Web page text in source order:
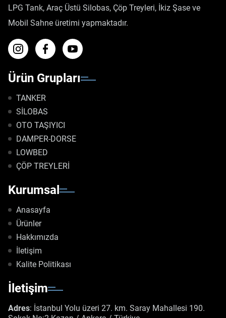
LPG Tank, Araç Üstü Silobas, Çöp Treyleri, İkiz Şase ve
Mobil Sahne üretimi yapmaktadır.
Ürün Grupları
TANKER
SİLOBAS
OTO TAŞIYICI
DAMPER-DORSE
LOWBED
ÇÖP TREYLERİ
Kurumsal
Anasayfa
Ürünler
Hakkımızda
İletişim
Kalite Politikası
İletişim
Adres: İstanbul Yolu üzeri 27. km. Saray Mahallesi 190.